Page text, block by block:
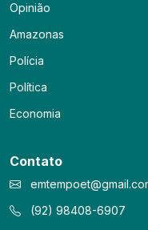
Opinião
Amazonas
Polícia
Política
Economia
Contato
(92) 98408-6907